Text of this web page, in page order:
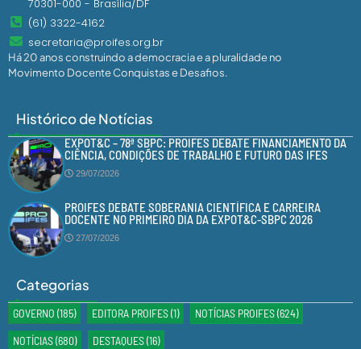
70301-000 - Brasília/DF
(61) 3322-4162
secretaria@proifes.org.br
Há 20 anos construindo a democracia e a pluralidade no
Movimento Docente Conquistas e Desafios.
Histórico de Notícias
EXPOT&C – 78ª SBPC: PROIFES DEBATE FINANCIAMENTO DA
CIÊNCIA, CONDIÇÕES DE TRABALHO E FUTURO DAS IFES
29/07/2026
PROIFES DEBATE SOBERANIA CIENTÍFICA E CARREIRA
DOCENTE NO PRIMEIRO DIA DA EXPOT&C-SBPC 2026
27/07/2026
Categorias
GOVERNO (185) EDITORA PROIFES(1) NOTÍCIAS PROIFES(624)
NOTÍCIAS(680) DESTAQUES(16)